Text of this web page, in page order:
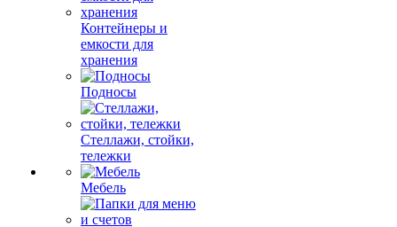
Контейнеры и
емкости для
хранения
Подносы
Стеллажи, стойки,
тележки
Мебель